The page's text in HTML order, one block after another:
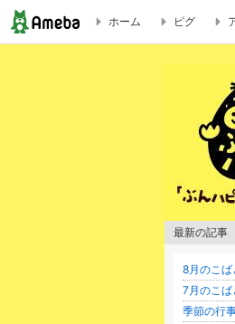
6月のカフェといろいろびよりカ
ホーム ピグ
最新の記事
8月のこば
7月のこば
季節の行